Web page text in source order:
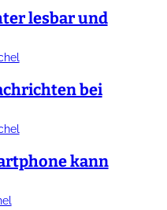
lesbar und
bei
kann